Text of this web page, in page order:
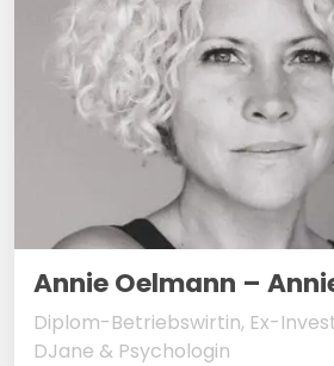
Annie Oelmann –
Diplom-Betriebswirtin, Ex-
DJane & Psychologin